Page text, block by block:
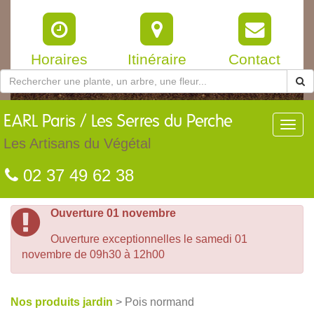
Horaires Itinéraire Contact
EARL Paris / Les Serres du Perche
Les Artisans du Végétal
02 37 49 62 38
Ouverture 01 novembre
Ouverture exceptionnelles le samedi 01
novembre de 09h30 à 12h00
Nos produits jardin > Pois normand